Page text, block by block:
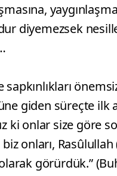
diyemezsek
sapkınlıkları
giden süreçte ilk
ki onlar size göre
onları,
görürdük.”